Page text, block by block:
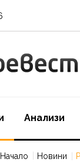
Aнализи
Начало Новини